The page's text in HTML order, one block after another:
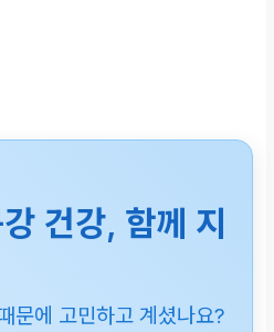
건강, 함께 지
문에 고민하고 계셨나요?